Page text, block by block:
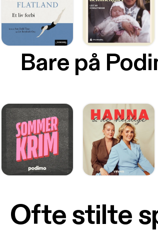
Bare på
Ofte stilte